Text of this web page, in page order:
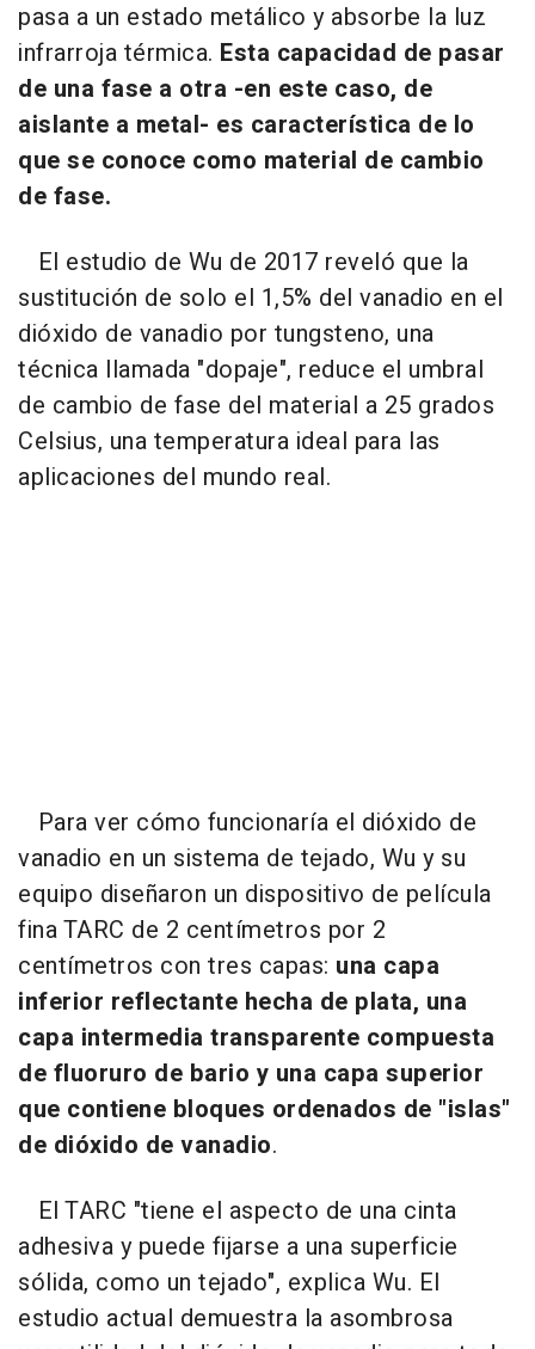
pasa a un estado metálico y absorbe la luz
infrarroja térmica. Esta capacidad de pasar
de una fase a otra -en este caso, de
aislante a metal- es característica de lo
que se conoce como material de cambio
de fase.
El estudio de Wu de 2017 reveló que la
sustitución de solo el 1,5% del vanadio en el
dióxido de vanadio por tungsteno, una
técnica llamada "dopaje", reduce el umbral
de cambio de fase del material a 25 grados
Celsius, una temperatura ideal para las
aplicaciones del mundo real.
Para ver cómo funcionaría el dióxido de
vanadio en un sistema de tejado, Wu y su
equipo diseñaron un dispositivo de película
fina TARC de 2 centímetros por 2
centímetros con tres capas: una capa
inferior reflectante hecha de plata, una
capa intermedia transparente compuesta
de fluoruro de bario y una capa superior
que contiene bloques ordenados de "islas"
de dióxido de vanadio.
El TARC "tiene el aspecto de una cinta
adhesiva y puede fijarse a una superficie
sólida, como un tejado", explica Wu. El
estudio actual demuestra la asombrosa